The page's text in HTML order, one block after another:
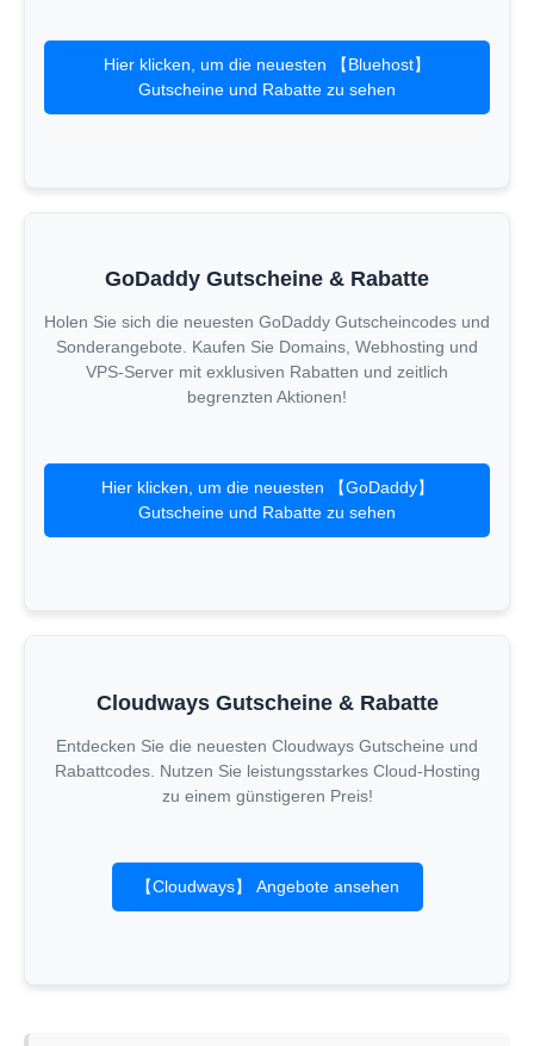
Hier klicken, um die neuesten 【Bluehost】
Gutscheine und Rabatte zu sehen
GoDaddy Gutscheine & Rabatte
Holen Sie sich die neuesten GoDaddy Gutscheincodes und
Sonderangebote. Kaufen Sie Domains, Webhosting und
VPS-Server mit exklusiven Rabatten und zeitlich
begrenzten Aktionen!
Hier klicken, um die neuesten 【GoDaddy】
Gutscheine und Rabatte zu sehen
Cloudways Gutscheine & Rabatte
Entdecken Sie die neuesten Cloudways Gutscheine und
Rabattcodes. Nutzen Sie leistungsstarkes Cloud-Hosting
zu einem günstigeren Preis!
【Cloudways】 Angebote ansehen